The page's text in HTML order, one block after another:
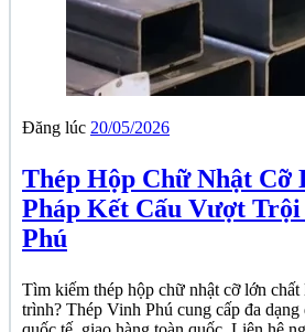
Đăng lúc 20/05/2026
Thép Hộp Chữ Nhật Cỡ
Pháp Kết Cấu Vượt
Phú
Tìm kiếm thép hộp chữ nhật cỡ lớn
trình? Thép Vinh Phú cung cấp đa dạng